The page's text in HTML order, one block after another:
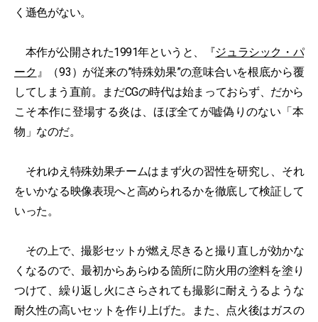
く遜色がない。
本作が公開された1991年というと、『ジュラシック・パ
ーク 』（93）が従来の”特殊効果”の意味合いを根底から覆
してしまう直前。まだCGの時代は始まっておらず、だから
こそ本作に登場する炎は、ほぼ全てが嘘偽りのない「本
物」なのだ。
それゆえ特殊効果チームはまず火の習性を研究し、それ
をいかなる映像表現へと高められるかを徹底して検証して
いった。
その上で、撮影セットが燃え尽きると撮り直しが効かな
くなるので、最初からあらゆる箇所に防火用の塗料を塗り
つけて、繰り返し火にさらされても撮影に耐えうるような
耐久性の高いセットを作り上げた。また、点火後はガスの